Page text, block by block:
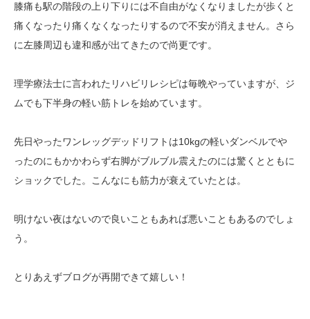
膝痛も駅の階段の上り下りには不自由がなくなりましたが歩くと
痛くなったり痛くなくなったりするので不安が消えません。さら
に左膝周辺も違和感が出てきたので尚更です。
理学療法士に言われたリハビリレシピは毎晩やっていますが、ジ
ムでも下半身の軽い筋トレを始めています。
先日やったワンレッグデッドリフトは10kgの軽いダンベルでや
ったのにもかかわらず右脚がブルブル震えたのには驚くとともに
ショックでした。こんなにも筋力が衰えていたとは。
明けない夜はないので良いこともあれば悪いこともあるのでしょ
う。
とりあえずブログが再開できて嬉しい！